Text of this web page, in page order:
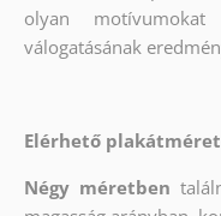
olyan
válogatásának
Elérhető
Négy méretben